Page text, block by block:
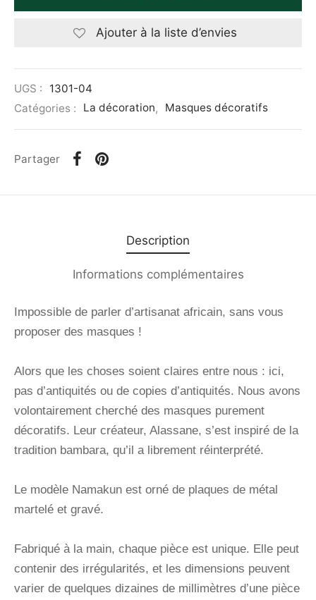
Ajouter à la liste d’envies
UGS :
1301-04
Catégories :
La décoration, Masques décoratifs
Partager
Description
Informations complémentaires
Impossible de parler d’artisanat africain, sans vous
proposer des masques !
Alors que les choses soient claires entre nous : ici,
pas d’antiquités ou de copies d’antiquités. Nous avons
volontairement cherché des masques purement
décoratifs. Leur créateur, Alassane, s’est inspiré de la
tradition bambara, qu’il a librement réinterprété.
Le modèle Namakun est orné de plaques de métal
martelé et gravé.
Fabriqué à la main, chaque pièce est unique. Elle peut
contenir des irrégularités, et les dimensions peuvent
varier de quelques dizaines de millimètres d’une pièce